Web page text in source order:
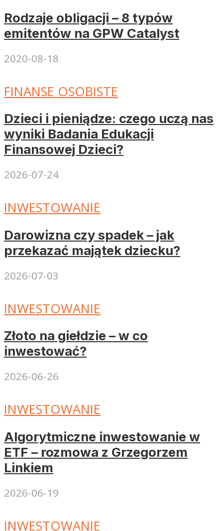
Rodzaje obligacji – 8 typów
emitentów na GPW Catalyst
2020-08-18
FINANSE OSOBISTE
Dzieci i pieniądze: czego uczą nas
wyniki Badania Edukacji
Finansowej Dzieci?
2026-07-24
INWESTOWANIE
Darowizna czy spadek – jak
przekazać majątek dziecku?
2026-07-03
INWESTOWANIE
Złoto na giełdzie – w co
inwestować?
2026-06-26
INWESTOWANIE
Algorytmiczne inwestowanie w
ETF – rozmowa z Grzegorzem
Linkiem
2026-06-19
INWESTOWANIE